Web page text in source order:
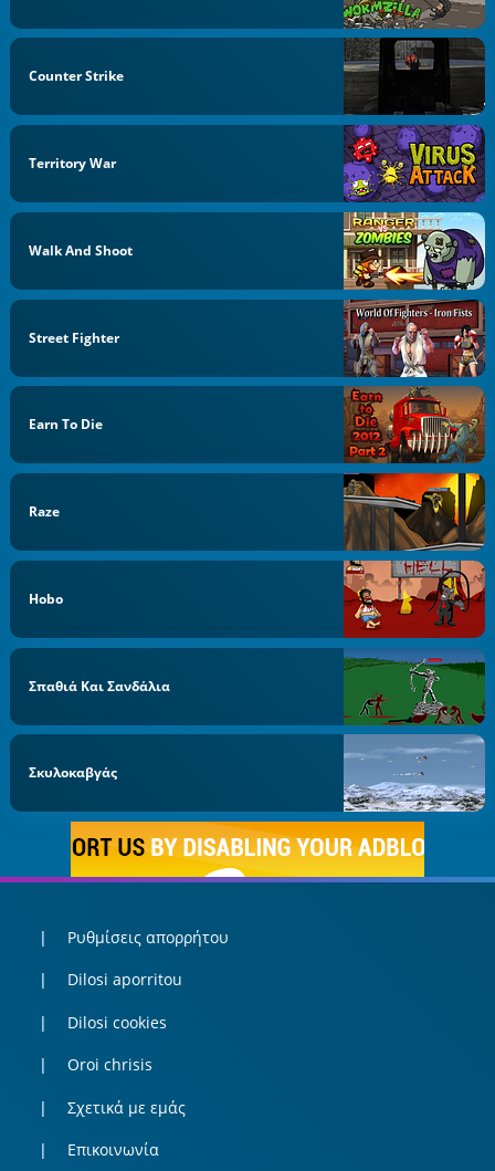
Counter Strike
Territory War
Walk And Shoot
Street Fighter
Earn To Die
Raze
Hobo
Σπαθιά Και Σανδάλια
Σκυλοκαβγάς
Ρυθμίσεις απορρήτου
Dilosi aporritou
Dilosi cookies
Oroi chrisis
Σχετικά με εμάς
Επικοινωνία